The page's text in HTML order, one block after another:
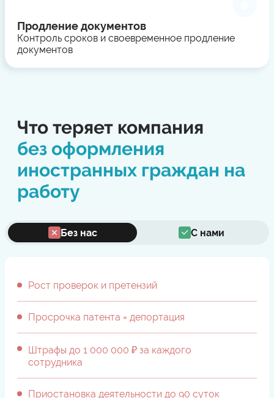
Продление документов
Контроль сроков и своевременное продление
документов
Что теряет компания
без оформления
иностранных граждан на
работу
Без нас С нами
Рост проверок и претензий
Просрочка патента = депортация
Штрафы до 1 000 000 ₽ за каждого
сотрудника
Приостановка деятельности до 90 суток